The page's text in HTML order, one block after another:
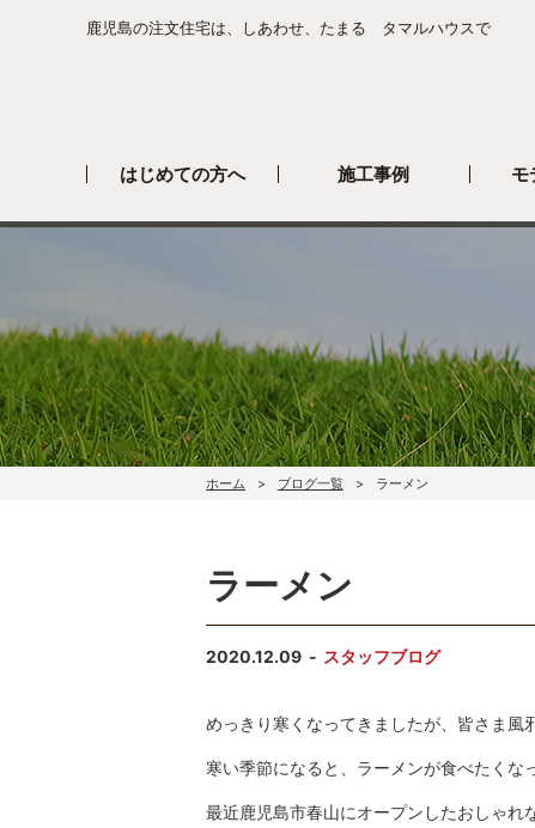
鹿児島の注文住宅は、しあわせ、たまる タマルハウスで
はじめての方へ 施工事例 モ
ホーム ブログ一覧 ラーメン
ラーメン
2020.12.09 スタッフブログ
めっきり寒くなってきましたが、皆さま風
寒い季節になると、ラーメンが食べたくな
最近鹿児島市春山にオープンしたおしゃ